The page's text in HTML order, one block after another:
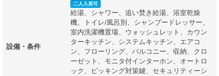
設備・条件
二人入居可
給湯、シャワー、追い焚き給湯、浴室乾燥
機、トイレ/風呂別、シャンプードレッサー、
室内洗濯機置場、ウォッシュレット、カウン
ターキッチン、システムキッチン、エアコ
ン、フローリング、バルコニー、収納、クロ
ーゼット、モニタ付インターホン、オートロ
ック、ピッキング対策鍵、セキュリティーシ